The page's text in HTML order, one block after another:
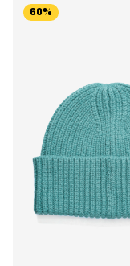
60%